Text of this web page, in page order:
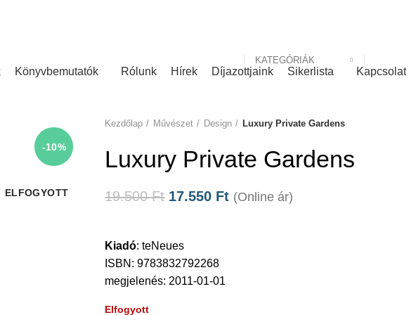
KATEGÓRIÁK
Könyvbemutatók Rólunk Hírek Díjazottjaink Sikerlista Kapcsolat
-10%
ELFOGYOTT
Kezdőlap
Művészet Design Luxury Private Gardens
Luxury Private Gardens
19.500Ft 17.550 Ft (Online ár)
Kiadó:teNeues
ISBN: 9783832792268
megjelenés: 2011-01-01
Elfogyott